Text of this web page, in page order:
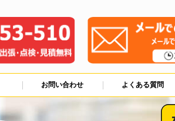
お問い合わせ よくある質問